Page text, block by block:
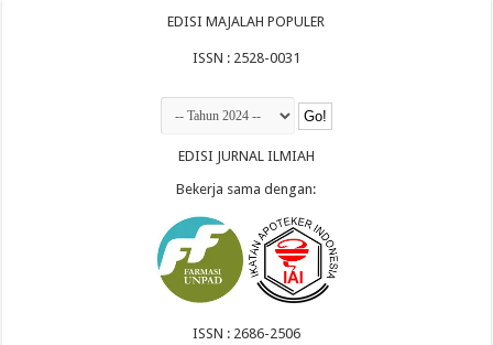
EDISI MAJALAH POPULER
ISSN : 2528-0031
EDISI JURNAL ILMIAH
Bekerja sama dengan:
ISSN : 2686-2506